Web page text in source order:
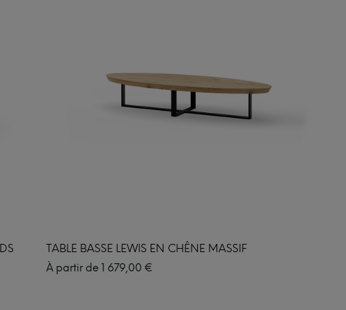
TABLE BASSE LEWIS EN CHÊNE MASSIF
À partir de 1 679,00 €